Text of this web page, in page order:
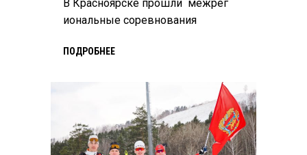
В Красноярске прошли межрег
иональные соревнования
ПОДРОБНЕЕ